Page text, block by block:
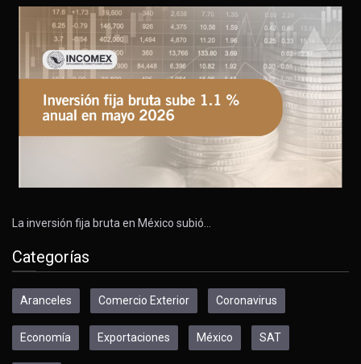
La inversión fija bruta en México subió…
Categorías
Aranceles Comercio Exterior Coronavirus
Economía Exportaciones México SAT